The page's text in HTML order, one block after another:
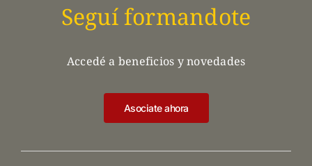
Seguí formandote
Accedé a beneficios y novedades
Asociate ahora